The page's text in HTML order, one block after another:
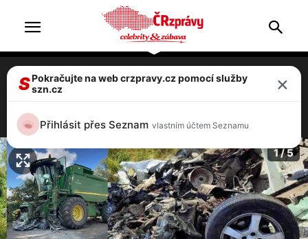
FOTO: Tragická nehoda kombajnu a auta
1 / 5
SPokračujte na web crzpravy.cz pomocí služby
szn.cz
×
Přihlásit přes Seznam vlastním účtem Seznamu